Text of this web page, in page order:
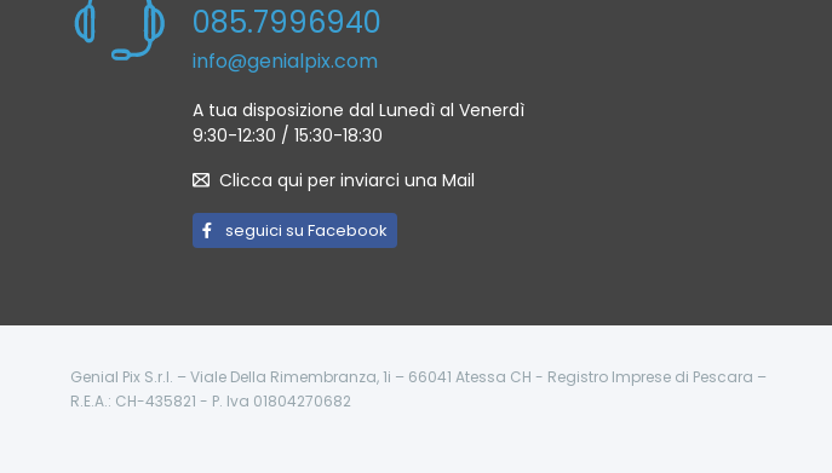
085.7996940
info@genialpix.com
A tua disposizione dal Lunedì al Venerdì
9:30-12:30 / 15:30-18:30
Clicca qui per inviarci una Mail
seguici su Facebook
Genial Pix S.r.l. – Viale Della Rimembranza, 1i – 66041 Atessa CH - Registro Imprese di Pescara –
R.E.A.: CH-435821 - P. Iva 01804270682